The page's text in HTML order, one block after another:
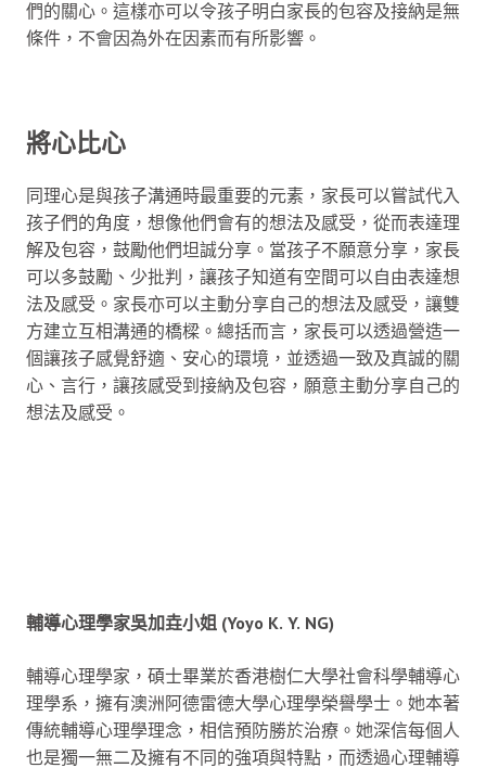
們的關心。這樣亦可以令孩子明白家長的包容及接納是無
條件，不會因為外在因素而有所影響。
將心比心
同理心是與孩子溝通時最重要的元素，家長可以嘗試代入
孩子們的角度，想像他們會有的想法及感受，從而表達理
解及包容，鼓勵他們坦誠分享。當孩子不願意分享，家長
可以多鼓勵、少批判，讓孩子知道有空間可以自由表達想
法及感受。家長亦可以主動分享自己的想法及感受，讓雙
方建立互相溝通的橋樑。總括而言，家長可以透過營造一
個讓孩子感覺舒適、安心的環境，並透過一致及真誠的關
心、言行，讓孩感受到接納及包容，願意主動分享自己的
想法及感受。
輔導心理學家吳加垚小姐 (Yoyo K. Y. NG)
輔導心理學家，碩士畢業於香港樹仁大學社會科學輔導心
理學系，擁有澳洲阿德雷德大學心理學榮譽學士。她本著
傳統輔導心理學理念，相信預防勝於治療。她深信每個人
也是獨一無二及擁有不同的強項與特點，而透過心理輔導